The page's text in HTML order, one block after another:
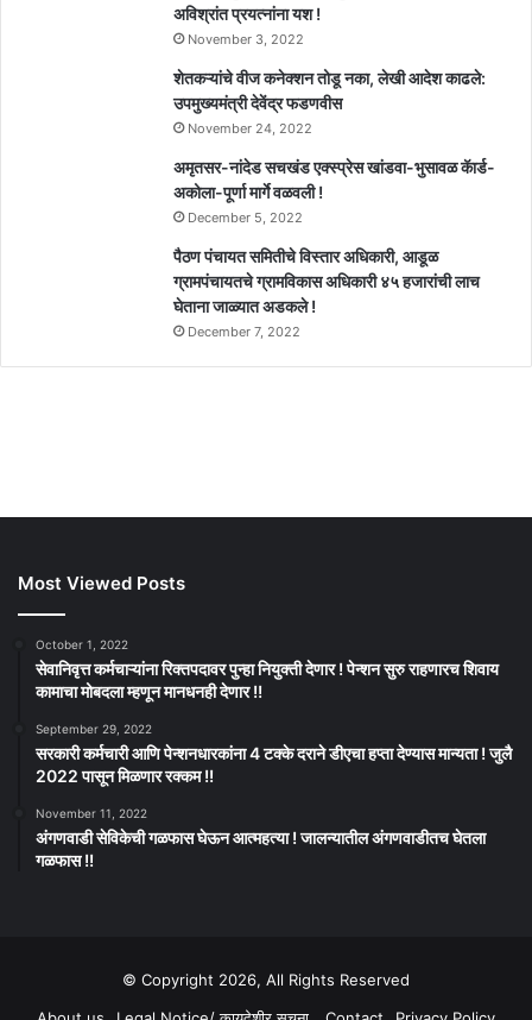
अविश्रांत प्रयत्नांना यश !
November 3, 2022
शेतकऱ्यांचे वीज कनेक्शन तोडू नका, लेखी आदेश काढले:
उपमुख्यमंत्री देवेंद्र फडणवीस
November 24, 2022
अमृतसर-नांदेड सचखंड एक्स्प्रेस खांडवा-भुसावळ कॅार्ड-
अकोला-पूर्णा मार्गे वळवली !
December 5, 2022
पैठण पंचायत समितीचे विस्तार अधिकारी, आडूळ
ग्रामपंचायतचे ग्रामविकास अधिकारी ४५ हजारांची लाच
घेताना जाळ्यात अडकले !
December 7, 2022
Most Viewed Posts
October 1, 2022
सेवानिवृत्त कर्मचाऱ्यांना रिक्तपदावर पुन्हा नियुक्ती देणार ! पेन्शन सुरु राहणारच शिवाय
कामाचा मोबदला म्हणून मानधनही देणार !!
September 29, 2022
सरकारी कर्मचारी आणि पेन्शनधारकांना 4 टक्के दराने डीएचा हप्ता देण्यास मान्यता ! जुलै
2022 पासून मिळणार रक्कम !!
November 11, 2022
अंगणवाडी सेविकेची गळफास घेऊन आत्महत्या ! जालन्यातील अंगणवाडीतच घेतला
गळफास !!
© Copyright 2026, All Rights Reserved